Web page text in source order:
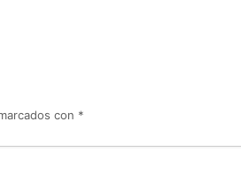
con *